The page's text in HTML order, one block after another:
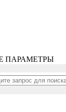
ПАРАМЕТРЫ